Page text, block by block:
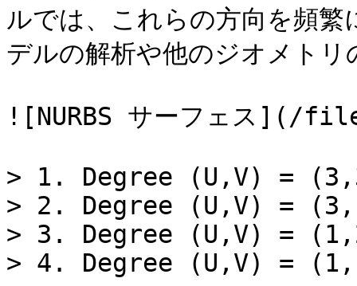
ルでは、これらの方向を頻
デルの解析や他のジオメトリ
![NURBS サーフェス](/
> 1. Degree (U,V) =
> 2. Degree (U,V) =
> 3. Degree (U,V) =
> 4. Degree (U,V) =